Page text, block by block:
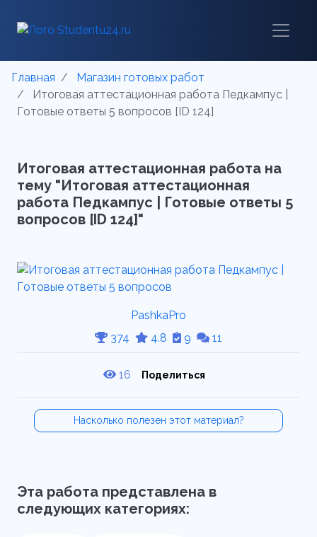
Главная
Магазин готовых работ
Итоговая аттестационная работа Педкампус |
Готовые ответы 5 вопросов [ID 124]
Итоговая аттестационная работа на
тему "Итоговая аттестационная
работа Педкампус | Готовые ответы 5
вопросов [ID 124]"
PashkaPro
374
4.8 9 11
16 Поделиться
Насколько полезен этот материал?
Эта работа представлена в
следующих категориях: